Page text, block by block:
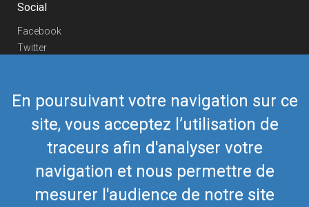
En poursuivant votre navigation sur ce
site, vous acceptez l’utilisation de
traceurs afin d'analyser votre
navigation et nous permettre de
mesurer l'audience de notre site
Social
Facebook
Twitter
Telegram
Nous contacter
Téléphone Europe +352 26441835
Téléphone US/Canada
418-592-8862
airmate@airmate.aero
(c) Myriel Aviation SA